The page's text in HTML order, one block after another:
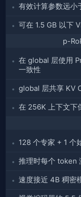
有效计算参数远小
可在 1.5 GB 以下
p-
在 global 层使用
一致性
global 层共享 KV
在 256K 上下文下
128 个专家 + 1 个
推理时每个 token
速度接近 4B 稠密